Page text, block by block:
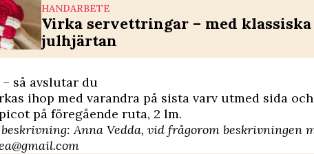
HANDARBETE
Virka servettringar – med
julhjärtan
så avslutar du
ihop med varandra på sista varv utmed sida
på föregående ruta, 2 lm.
Anna Vedda, vid frågorom ­beskrivningen